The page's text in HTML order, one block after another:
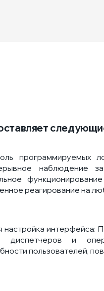
программируемых
наблюдение
реагирование на
настройка интерфейса:
диспетчеров и
пользователей,